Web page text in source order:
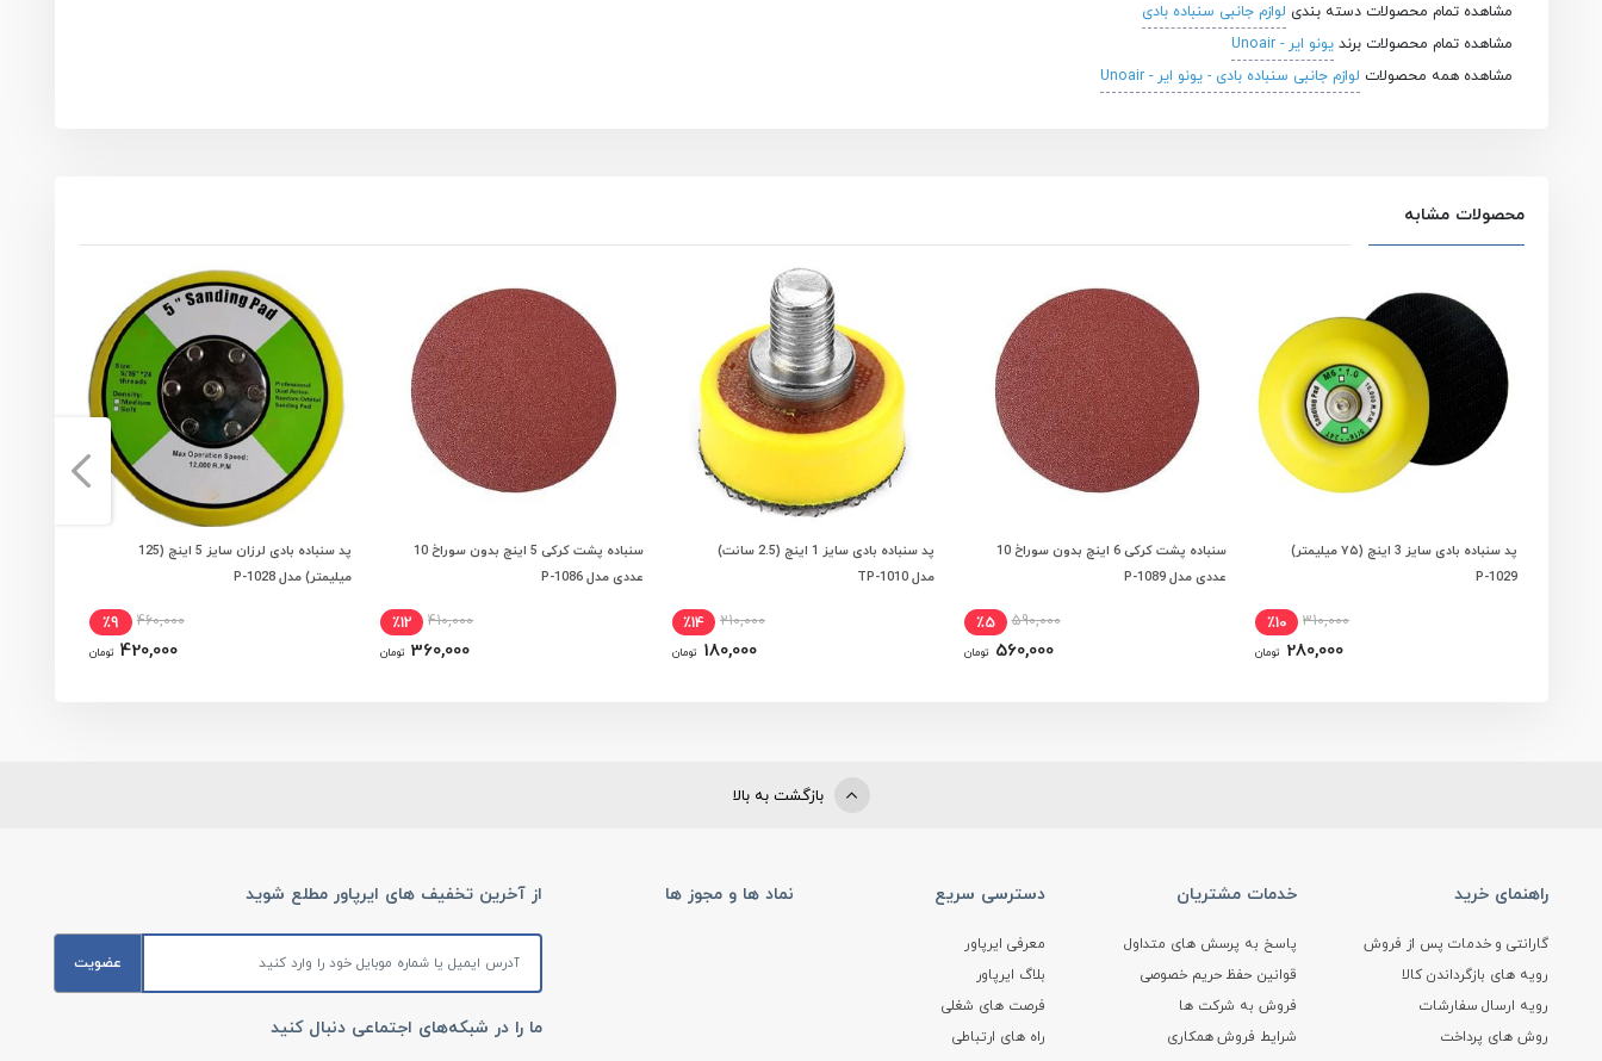
مشاهده تمام محصولات دسته بندی لوازم جانبی سنباده بادی
مشاهده تمام محصولات برندیونو ایر - Unoair
مشاهده همه محصولات لوازم جانبی سنباده بادی - یونو ایر - Unoair
محصولات مشابه
افزودن به سبد خریدپد سنباده بادی سایز 3 اینچ (۷۵ میلیمتر)
P-1029
310,000 ٪10
280,000 تومان
مشاهده و انتخاب ویژگی ها سنباده پشت کرکی 6 اینچ بدون سوراخ 10
عددی مدل P-1089
590,000 ٪5
560,000 تومان
افزودن به سبد خریدپد سنباده بادی سایز 1 اینچ (2.5 سانت)
مدل TP-1010
210,000 ٪14
180,000 تومان
مشاهده و انتخاب ویژگی ها سنباده پشت کرکی 5 اینچ بدون سوراخ 10
عددی مدل P-1086
410,000 ٪12
360,000 تومان
مشاهده و انتخاب ویژگی ها
پد سنباده بادی لرزان سایز 5 اینچ (125
میلیمتر) مدل P-1028
460,000 ٪9
420,000 تومان
بازگشت به بالا
راهنمای خرید
گارانتی و خدمات پس از فروش
رویه های بازگرداندن کالا
رویه ارسال سفارشات
روش های پرداخت
خدمات مشتریان
پاسخ به پرسش های متداول
قوانین حفظ حریم خصوصی
فروش به شرکت ها
شرایط فروش همکاری
دسترسی سریع
معرفی ایرپاور
بلاگ ایرپاور
فرصت های شغلی
راه های ارتباطی
نماد ها و مجوز ها از آخرین تخفیف های ایرپاور مطلع شوید
عضویت
ما را در شبکه‌های اجتماعی دنبال کنید